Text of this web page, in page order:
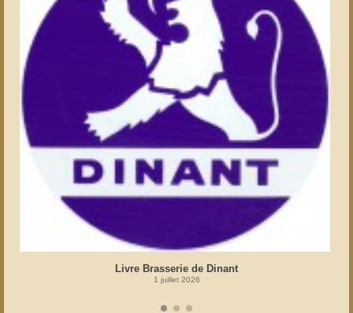
Livre Brasserie de Dinant
1 juillet 2026